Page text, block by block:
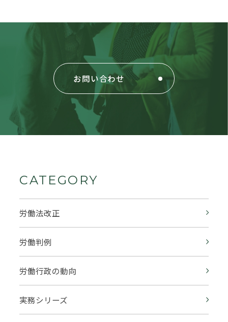
お問い合わせ
CATEGORY
労働法改正
労働判例
労働行政の動向
実務シリーズ